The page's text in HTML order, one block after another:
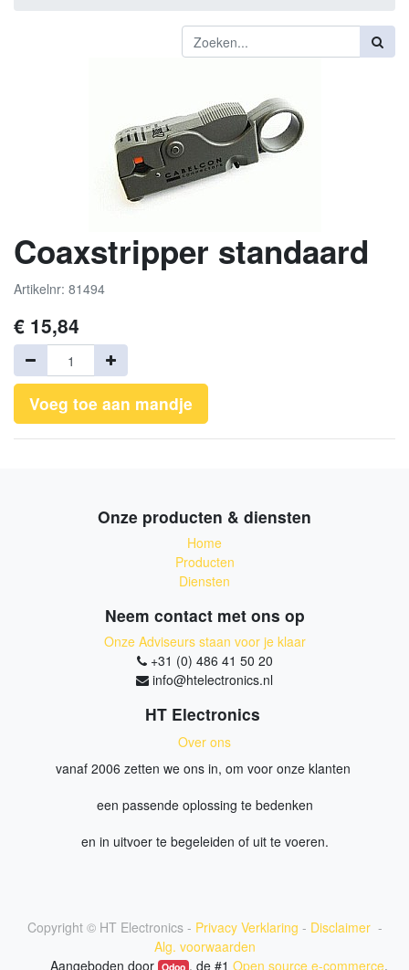
Coaxstripper standaard
Artikelnr: 81494
€ 15,84
Voeg toe aan mandje
Onze producten & diensten
Home
Producten
Diensten
Neem contact met ons op
Onze Adviseurs staan voor je klaar
+31 (0) 486 41 50 20
info@htelectronics.nl
HT Electronics
Over ons
vanaf 2006 zetten we ons in, om voor onze klanten
een passende oplossing te bedenken
en in uitvoer te begeleiden of uit te voeren.
Copyright © HT Electronics - Privacy Verklaring - Disclaimer -
Alg. voorwaarden
Aangeboden door Odoo , de #1 Open source e-commerce.